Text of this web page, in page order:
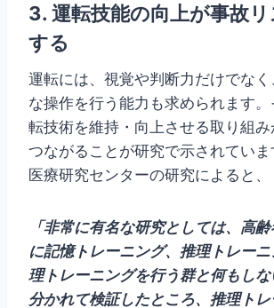
3. 運転技能の向上が事故
する
運転には、視覚や判断力だけでな
な操作を行う能力も求められます
転技術を維持・向上させる取り組
つながることが研究で示されてい
医療研究センターの研究によると、
「非常に有名な研究としては、高
に記憶トレーニング、推理トレー
理トレーニングを行う群と何もし
分かれて検証したところ、推理ト